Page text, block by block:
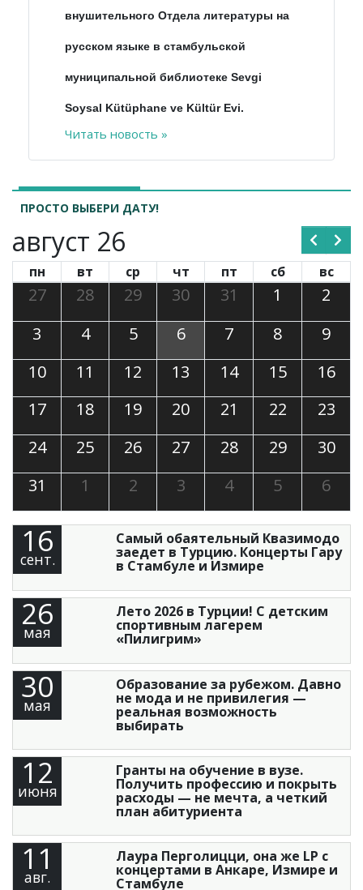
внушительного Отдела литературы на
русском языке в стамбульской
муниципальной библиотеке Sevgi
Soysal Kütüphane ve Kültür Evi.
Читать новость »
ПРОСТО ВЫБЕРИ ДАТУ!
август 26
пн вт ср чт пт сб вс
27 28 29 30 31 1
2
3
4 5 6 7 8
9
10
11 12 13 14 15
16
17
18 19 20 21 22
23
24
25 26 27 28 29
30
31
1 2 3 4 5 6
16
сент.
Самый обаятельный Квазимодо
заедет в Турцию. Концерты Гару
в Стамбуле и Измире
26
мая
Лето 2026 в Турции! С детским
спортивным лагерем
«Пилигрим»
30
мая
Образование за рубежом. Давно
не мода и не привилегия —
реальная возможность
выбирать
12
июня
Гранты на обучение в вузе.
Получить профессию и покрыть
расходы — не мечта, а четкий
план абитуриента
11
авг.
Лаура Перголицци, она же LP с
концертами в Анкаре, Измире и
Стамбуле